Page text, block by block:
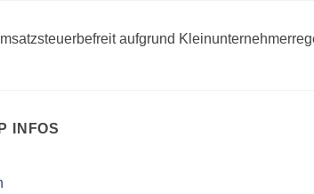
aufgrund
INFOS